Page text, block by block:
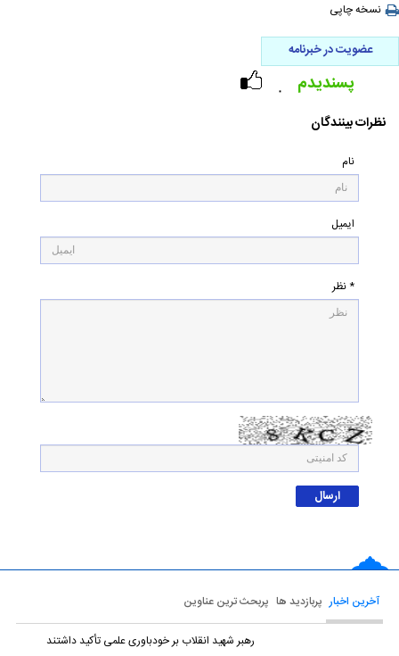
نسخه چاپی
عضویت در خبرنامه
۰ پسندیدم
نظرات بینندگان
نام
ایمیل
* نظر
آخرین اخبار پربازدید ها پربحث ترین عناوین
رهبر شهید انقلاب بر خودباوری علمی تأکید داشتند